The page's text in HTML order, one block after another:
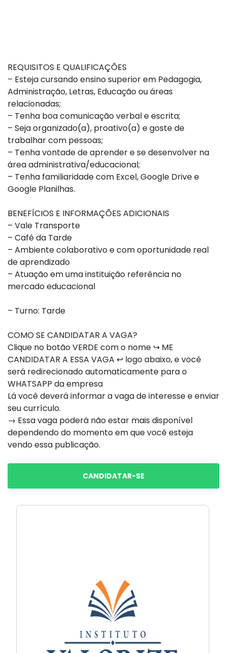
REQUISITOS E QUALIFICAÇÕES
– Esteja cursando ensino superior em Pedagogia,
Administração, Letras, Educação ou áreas
relacionadas;
– Tenha boa comunicação verbal e escrita;
– Seja organizado(a), proativo(a) e goste de
trabalhar com pessoas;
– Tenha vontade de aprender e se desenvolver na
área administrativa/educacional;
– Tenha familiaridade com Excel, Google Drive e
Google Planilhas.
BENEFÍCIOS E INFORMAÇÕES ADICIONAIS
– Vale Transporte
– Café da Tarde
– Ambiente colaborativo e com oportunidade real
de aprendizado
– Atuação em uma instituição referência no
mercado educacional
– Turno: Tarde
COMO SE CANDIDATAR A VAGA?
Clique no botão VERDE com o nome ↪ ME
CANDIDATAR A ESSA VAGA ↩ logo abaixo, e você
será redirecionado automaticamente para o
WHATSAPP da empresa
Lá você deverá informar a vaga de interesse e enviar
seu currículo.
→ Essa vaga poderá não estar mais disponível
dependendo do momento em que você esteja
vendo essa publicação.
CANDIDATAR-SE